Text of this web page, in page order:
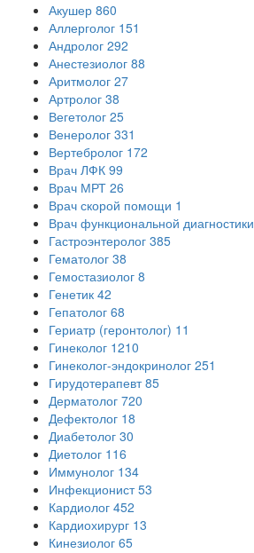
Акушер 860
Аллерголог 151
Андролог 292
Анестезиолог 88
Аритмолог 27
Артролог 38
Вегетолог 25
Венеролог 331
Вертебролог 172
Врач ЛФК 99
Врач МРТ 26
Врач скорой помощи 1
Врач функциональной диагностики
Гастроэнтеролог 385
Гематолог 38
Гемостазиолог 8
Генетик 42
Гепатолог 68
Гериатр (геронтолог) 11
Гинеколог 1210
Гинеколог-эндокринолог 251
Гирудотерапевт 85
Дерматолог 720
Дефектолог 18
Диабетолог 30
Диетолог 116
Иммунолог 134
Инфекционист 53
Кардиолог 452
Кардиохирург 13
Кинезиолог 65